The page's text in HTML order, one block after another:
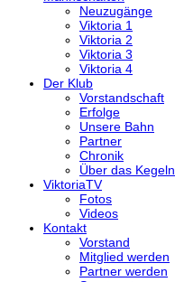
Neuzugänge
Viktoria 1
Viktoria 2
Viktoria 3
Viktoria 4
Der Klub
Vorstandschaft
Erfolge
Unsere Bahn
Partner
Chronik
Über das Kegeln
ViktoriaTV
Fotos
Videos
Kontakt
Vorstand
Mitglied werden
Partner werden